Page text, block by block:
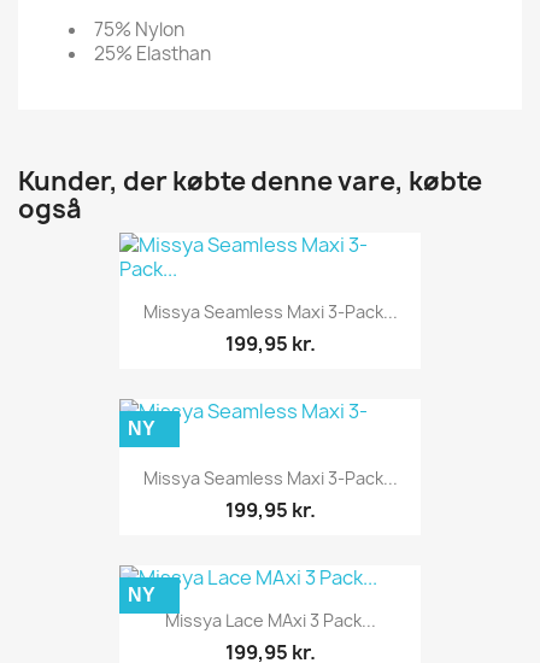
75% Nylon
25% Elasthan
Kunder, der købte denne vare, købte
også
Missya Seamless Maxi 3-Pack...
199,95 kr.
Missya Seamless Maxi 3-Pack...
199,95 kr.
NY
Missya Lace MAxi 3 Pack...
199,95 kr.
NY